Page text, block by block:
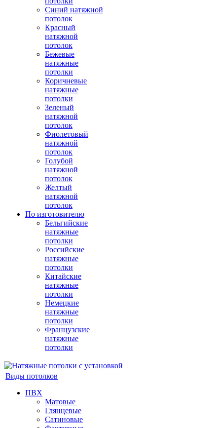
Синий натяжной
потолок
Красный
натяжной
потолок
Бежевые
натяжные
потолки
Коричневые
натяжные
потолки
Зеленый
натяжной
потолок
Фиолетовый
натяжной
потолок
Голубой
натяжной
потолок
Желтый
натяжной
потолок
По изготовителю
Бельгийские
натяжные
потолки
Российские
натяжные
потолки
Китайские
натяжные
потолки
Немецкие
натяжные
потолки
Французские
натяжные
потолки
Виды потолков
ПВХ
Матовые
Глянцевые
Сатиновые